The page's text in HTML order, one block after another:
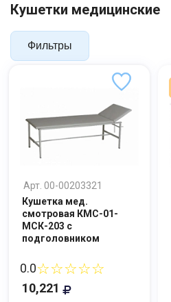
Кушетки медицинские
Фильтры
Арт. 00-00203321
Кушетка мед.
смотровая КМС-01-
МСК-203 с
подголовником
0.0☆☆☆☆☆
10,221